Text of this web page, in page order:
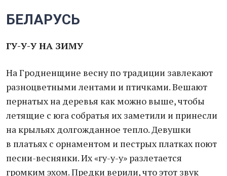
БЕЛАРУСЬ
ГУ-У-У НА ЗИМУ
На Гродненщине весну по традиции завлекают
разноцветными лентами и птичками. Вешают
пернатых на деревья как можно выше, чтобы
летящие с юга собратья их заметили и принесли
на крыльях долгожданное тепло. Девушки
в платьях с орнаментом и пестрых платках поют
песни-веснянки. Их «гу-у-у» разлетается
громким эхом. Предки верили, что этот звук